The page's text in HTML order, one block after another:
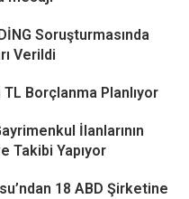
Soruşturmasında
Verildi
Borçlanma Planlıyor
İlanlarının
Takibi Yapıyor
18 ABD Şirketine